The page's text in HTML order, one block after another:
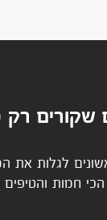
שקורים
לגלות את
חמות והטיפים
הלקוחות